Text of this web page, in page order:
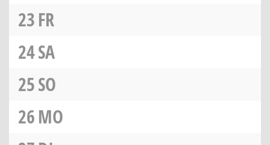
23FR
24SA
25SO
26MO